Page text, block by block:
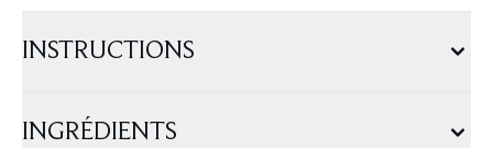
INSTRUCTIONS
INGRÉDIENTS